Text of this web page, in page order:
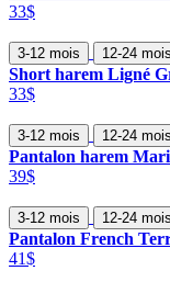
33$
3-12 mois 12-24 mois
Short harem Ligné
33$
3-12 mois 12-24 mois
Pantalon harem
39$
3-12 mois 12-24 mois
Pantalon French
41$